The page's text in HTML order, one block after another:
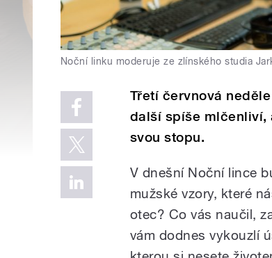
Noční linku moderuje ze zlínského studia
Třetí červnová
další spíše mlčenliví,
svou stopu.
V dnešní Noční lince
mužské vzory, které
otec? Co vás naučil,
vám dodnes vykouzlí